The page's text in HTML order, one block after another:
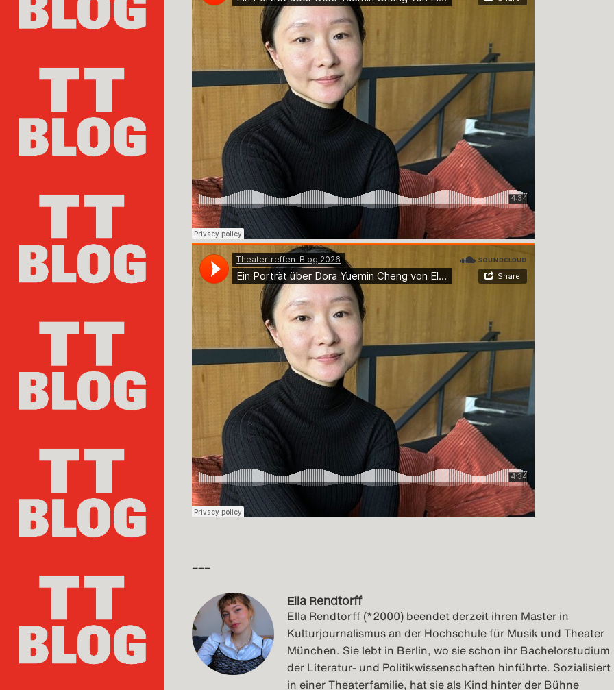
–––
Ella Rendtorff
Ella Rendtorff (*2000) beendet derzeit ihren Master in
Kulturjournalismus an der Hochschule für Musik und Theater
München. Sie lebt in Berlin, wo sie schon ihr Bachelorstudium
der Literatur- und Politikwissenschaften hinführte. Sozialisiert
in einer Theaterfamilie, hat sie als Kind hinter der Bühne